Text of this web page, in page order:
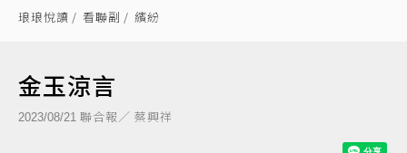
琅琅悅讀 看聯副 繽紛
金玉涼言
2023/08/21 聯合報／ 蔡興祥